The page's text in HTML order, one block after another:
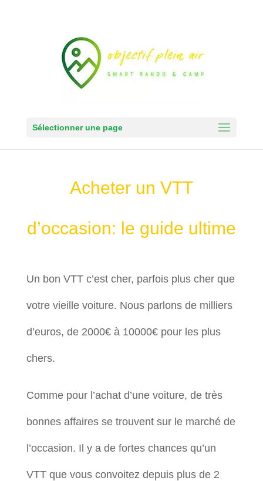
Sélectionner une page
Acheter un VTT
d’occasion: le guide ultime
Un bon VTT c’est cher, parfois plus cher que
votre vieille voiture. Nous parlons de milliers
d’euros, de 2000€ à 10000€ pour les plus
chers.
Comme pour l’achat d’une voiture, de très
bonnes affaires se trouvent sur le marché de
l’occasion. Il y a de fortes chances qu’un
VTT que vous convoitez depuis plus de 2